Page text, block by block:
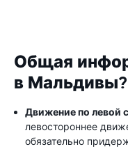
Общая
в Мальдивы?
Движение по левой
левостороннее
обязательно